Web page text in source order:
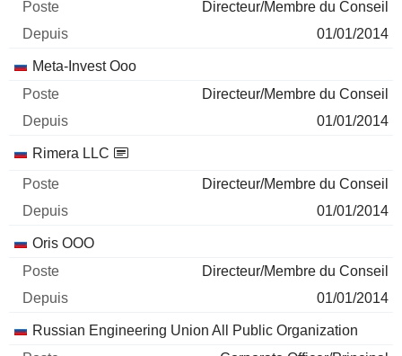
Directeur/Membre du Conseil
01/01/2014
Meta-Invest Ooo
Directeur/Membre du Conseil
01/01/2014
Rimera LLC
Directeur/Membre du Conseil
01/01/2014
Oris OOO
Directeur/Membre du Conseil
01/01/2014
Russian Engineering Union All Public Organization